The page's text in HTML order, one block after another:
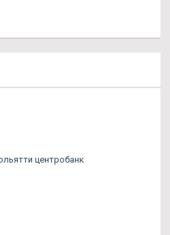
центробанк